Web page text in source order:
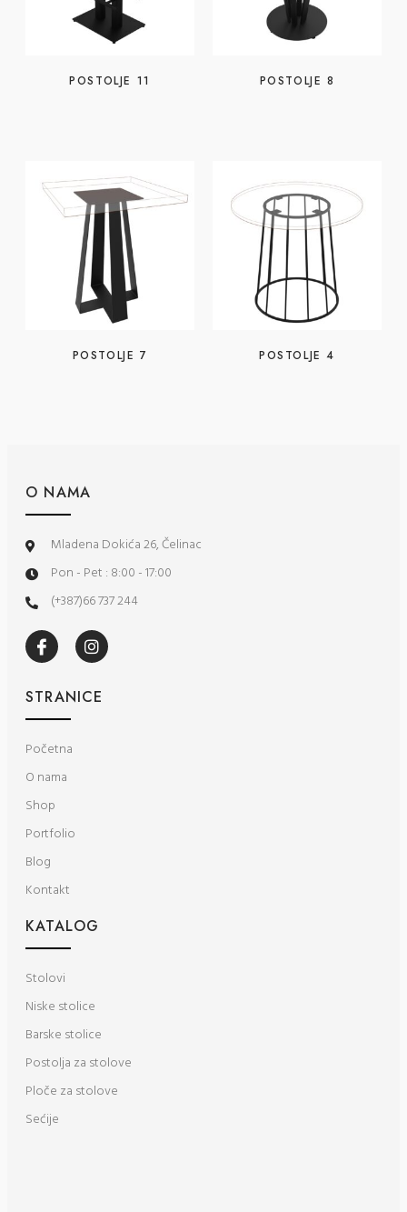
POSTOLJE 11 POSTOLJE 8
POSTOLJE 7 POSTOLJE 4
O NAMA
Mladena Dokića 26, Čelinac
Pon - Pet : 8:00 - 17:00
(+387)66 737 244
STRANICE
Početna
O nama
Shop
Portfolio
Blog
Kontakt
KATALOG
Stolovi
Niske stolice
Barske stolice
Postolja za stolove
Ploče za stolove
Sećije